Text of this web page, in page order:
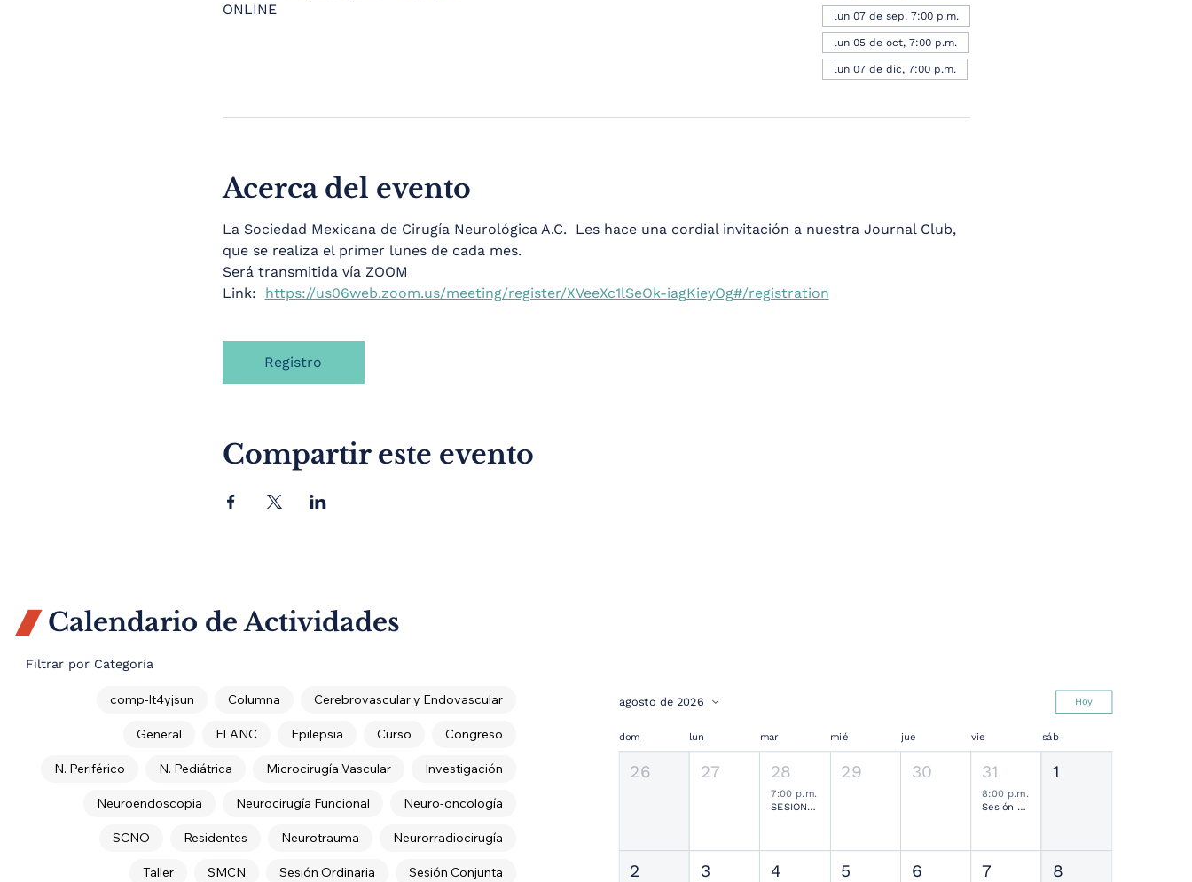
agosto de 2026 Hoy
dom lun mar mié jue vie sáb
26 27 28
7:00 p.m.
SESIONES MENSUALES NEUROCIRUGÍA PEDIÁTRICA MEXICANA
29 30 31
8:00 p.m.
Sesión Ordinaria SMCN
1
2 3 4 5 6 7 8
Filtrar por Categoría
Cerebrovascular y Endovascular
Columna
comp-lt4yjsun
Congreso
Curso
Epilepsia
FLANC
General
Investigación
Microcirugía Vascular
N. Pediátrica
N. Periférico
Neuro-oncología
Neurocirugía Funcional
Neuroendoscopia
Neurorradiocirugía
Neurotrauma
Residentes
SCNO
Sesión Conjunta
Sesión Ordinaria
SMCN
Taller
 Calendario de Actividades
ONLINE
lun 07 de sep, 7:00 p.m.
lun 05 de oct, 7:00 p.m.
lun 07 de dic, 7:00 p.m.
Acerca del evento
La Sociedad Mexicana de Cirugía Neurológica A.C.  Les hace una cordial invitación a nuestra Journal Club,
que se realiza el primer lunes de cada mes.
Será transmitida vía ZOOM
Link: https://us06web.zoom.us/meeting/register/XVeeXc1lSeOk-iagKieyOg#/registration
Registro
Compartir este evento